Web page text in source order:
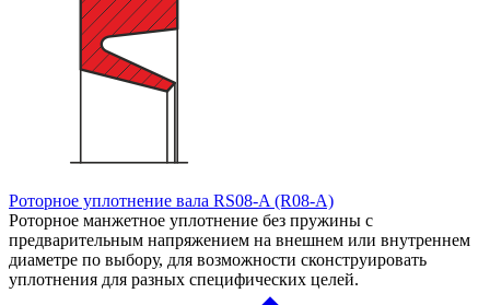
Роторное уплотнение вала RS08-A (R08-A)
Роторное манжетное уплотнение без пружины с
предварительным напряжением на внешнем или внутреннем
диаметре по выбору, для возможности сконструировать
уплотнения для разных специфических целей.